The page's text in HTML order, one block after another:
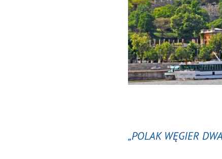
„POLAK WĘGIER